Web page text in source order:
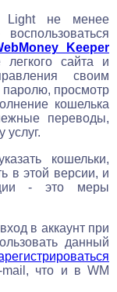
Light не менее
Keeper
сайта и
своим
паролю, просмотр
кошелька
переводы,
услуг.
кошельки,
в этой версии, и
- это меры
в аккаунт при
данный
mail, что и в WM